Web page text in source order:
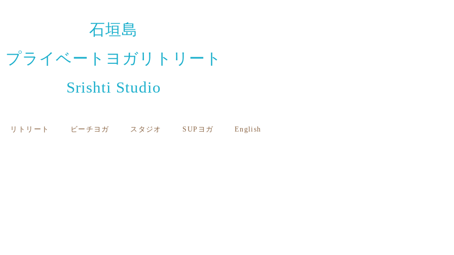
石垣島
プライベートヨガリトリート
Srishti Studio
リトリート ビーチヨガ スタジオ SUPヨガ English